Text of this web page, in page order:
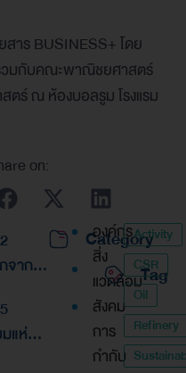
สาร BUSINESS+ โดย
วมกับคณะพาณิชยศาสตร์
ตร์ ณ ห้องบอลรูม โรงแรม
on:
จาก
มเป็น
ร
แห่ง
Category
องค์กร
สิ่ง
แวดล้อม
สังคม
การ
กำกับ
Tag
Activity
CSR
Oil
Refinery